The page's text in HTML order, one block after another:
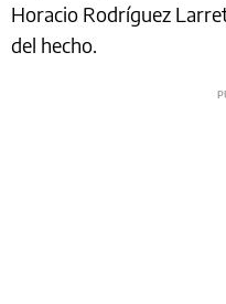
Horacio Rodríguez
del hecho.